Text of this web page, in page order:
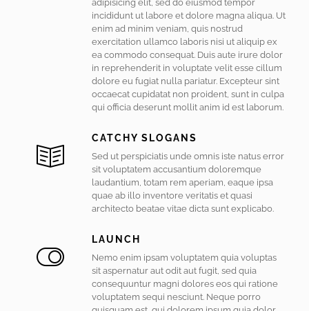
adipisicing elit, sed do eiusmod tempor
incididunt ut labore et dolore magna aliqua. Ut
enim ad minim veniam, quis nostrud
exercitation ullamco laboris nisi ut aliquip ex
ea commodo consequat. Duis aute irure dolor
in reprehenderit in voluptate velit esse cillum
dolore eu fugiat nulla pariatur. Excepteur sint
occaecat cupidatat non proident, sunt in culpa
qui officia deserunt mollit anim id est laborum.
CATCHY SLOGANS
Sed ut perspiciatis unde omnis iste natus error
sit voluptatem accusantium doloremque
laudantium, totam rem aperiam, eaque ipsa
quae ab illo inventore veritatis et quasi
architecto beatae vitae dicta sunt explicabo.
LAUNCH
Nemo enim ipsam voluptatem quia voluptas
sit aspernatur aut odit aut fugit, sed quia
consequuntur magni dolores eos qui ratione
voluptatem sequi nesciunt. Neque porro